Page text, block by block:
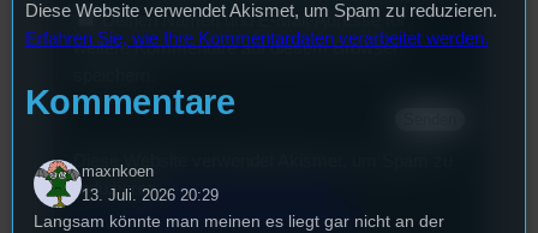
Deinen Namen und E-Mail-Adresse für
weitere Kommentare auf diesem Browser
Diese Website verwendet Akismet, um Spam zu
reduzieren.Erfahren Sie, wie Ihre
Kommentardaten verarbeitet werden.
Diese Website verwendet Akismet, um Spam zu reduzieren.
Erfahren Sie, wie Ihre Kommentardaten verarbeitet werden.
Kommentare
maxnkoen
13. Juli. 2026 20:29
Langsam könnte man meinen es liegt gar nicht an der